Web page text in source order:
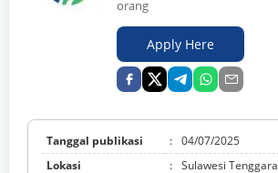
orang
Apply Here
Tanggal publikasi : 04/07/2025
Lokasi
: Sulawesi Tenggara